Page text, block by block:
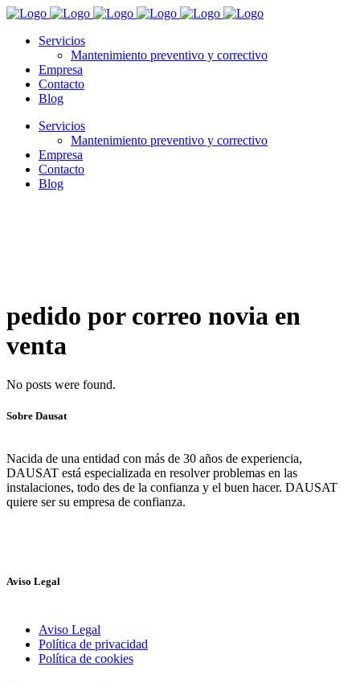
Servicios
Mantenimiento preventivo y correctivo
Empresa
Contacto
Blog
Servicios
Mantenimiento preventivo y correctivo
Empresa
Contacto
Blog
pedido por correo novia en
venta
No posts were found.
Sobre Dausat
Nacida de una entidad con más de 30 años de experiencia,
DAUSAT está especializada en resolver problemas en las
instalaciones, todo des de la confianza y el buen hacer. DAUSAT
quiere ser su empresa de confianza.
Aviso Legal
Aviso Legal
Política de privacidad
Política de cookies